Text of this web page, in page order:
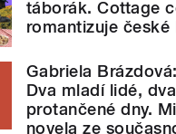
táborák. Cottage
romantizuje české
Gabriela
Dva mladí lidé, dva
protančené dny.
novela ze